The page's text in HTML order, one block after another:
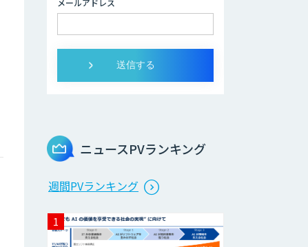
グ
イ）
Cabinet
AI/DX研修
メールアドレス
ニュースPVランキング
週間PVランキング